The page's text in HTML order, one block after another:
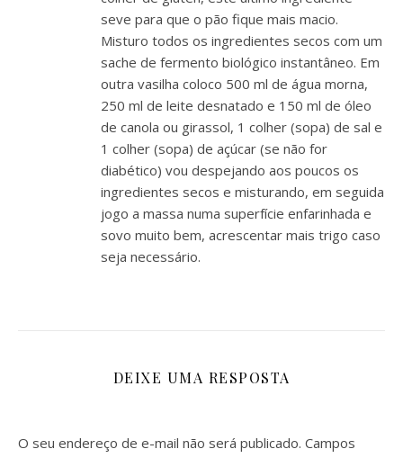
seve para que o pão fique mais macio.
Misturo todos os ingredientes secos com um
sache de fermento biológico instantâneo. Em
outra vasilha coloco 500 ml de água morna,
250 ml de leite desnatado e 150 ml de óleo
de canola ou girassol, 1 colher (sopa) de sal e
1 colher (sopa) de açúcar (se não for
diabético) vou despejando aos poucos os
ingredientes secos e misturando, em seguida
jogo a massa numa superfície enfarinhada e
sovo muito bem, acrescentar mais trigo caso
seja necessário.
DEIXE UMA RESPOSTA
O seu endereço de e-mail não será publicado. Campos